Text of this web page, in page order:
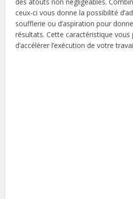
ceux-ci vous donne la possibilité
soufflerie ou d’aspiration pour
résultats. Cette caractéristique
d’accélérer l’exécution de votre